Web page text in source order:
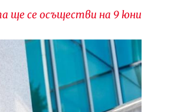
ще се осъществи на 9 юни